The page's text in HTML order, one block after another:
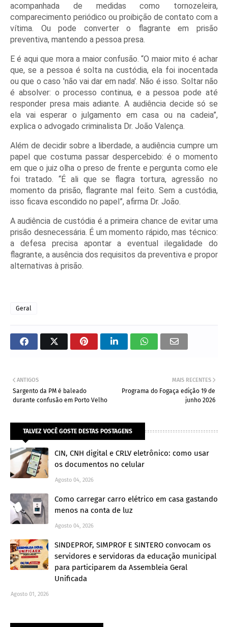
acompanhada de medidas como tornozeleira,
comparecimento periódico ou proibição de contato com a
vítima. Ou pode converter o flagrante em prisão
preventiva, mantendo a pessoa presa.
E é aqui que mora a maior confusão. “O maior mito é achar
que, se a pessoa é solta na custódia, ela foi inocentada
ou que o caso 'não vai dar em nada'. Não é isso. Soltar não
é absolver: o processo continua, e a pessoa pode até
responder presa mais adiante. A audiência decide só se
ela vai esperar o julgamento em casa ou na cadeia”,
explica o advogado criminalista Dr. João Valença.
Além de decidir sobre a liberdade, a audiência cumpre um
papel que costuma passar despercebido: é o momento
em que o juiz olha o preso de frente e pergunta como ele
foi tratado. “É ali que se flagra tortura, agressão no
momento da prisão, flagrante mal feito. Sem a custódia,
isso ficava escondido no papel”, afirma Dr. João.
A audiência de custódia é a primeira chance de evitar uma
prisão desnecessária. É um momento rápido, mas técnico:
a defesa precisa apontar a eventual ilegalidade do
flagrante, a ausência dos requisitos da preventiva e propor
alternativas à prisão.
Geral
MAIS RECENTES
Programa do Fogaça edição 19 de
junho 2026
ANTIGOS
Sargento da PM é baleado
durante confusão em Porto Velho
TALVEZ VOCÊ GOSTE DESTAS POSTAGENS
CIN, CNH digital e CRLV eletrônico: como usar
os documentos no celular
Agosto 04, 2026
Como carregar carro elétrico em casa gastando
menos na conta de luz
Agosto 04, 2026
SINDEPROF, SIMPROF E SINTERO convocam os
servidores e servidoras da educação municipal
para participarem da Assembleia Geral
Unificada
Agosto 01, 2026